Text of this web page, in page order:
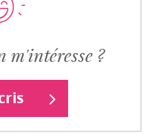
m'intéresse ?